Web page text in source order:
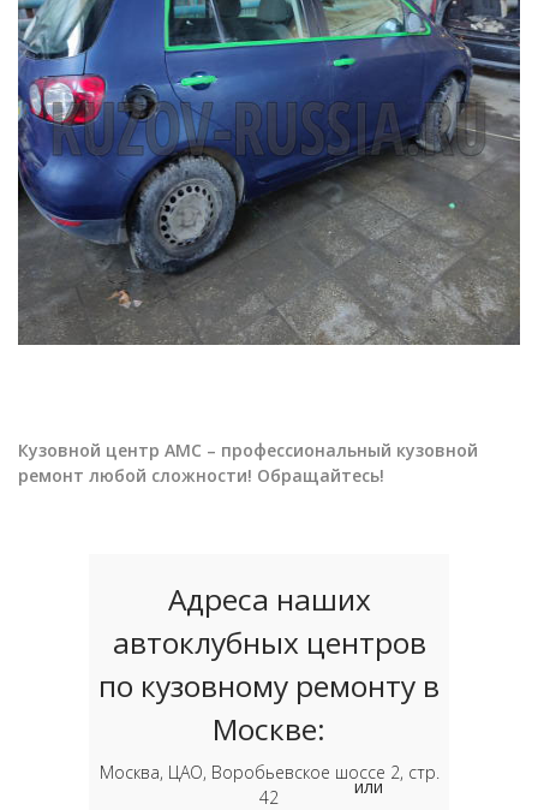
Кузовной центр АМС – профессиональный кузовной
ремонт любой сложности! Обращайтесь!
Адреса наших
автоклубных центров
по кузовному ремонту в
Москве:
Москва, ЦАО, Воробьевское шоссе 2, стр.
42
или